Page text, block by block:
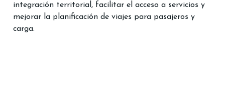
integración territorial, facilitar el acceso a servicios y
mejorar la planificación de viajes para pasajeros y
carga.